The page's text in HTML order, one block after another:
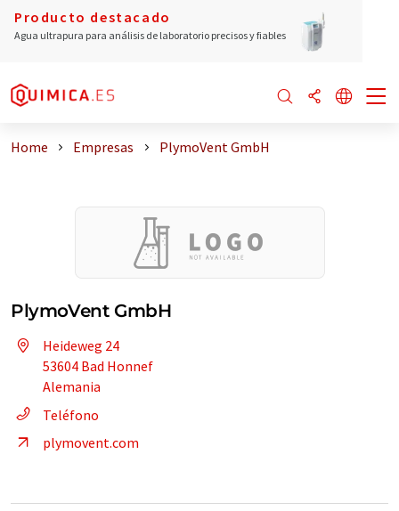
Producto destacado
Agua ultrapura para análisis de laboratorio precisos y fiables
Home Empresas PlymoVent GmbH
PlymoVent GmbH
Heideweg 24
53604 Bad Honnef
Alemania
Teléfono
plymovent.com